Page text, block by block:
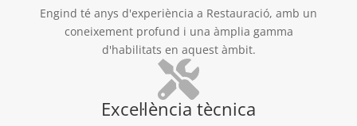
Engind té anys d'experiència a Restauració, amb un
coneixement profund i una àmplia gamma
d'habilitats en aquest àmbit.
Excel·lència tècnica